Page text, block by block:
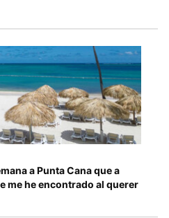
a Punta Cana que a
me he encontrado al querer